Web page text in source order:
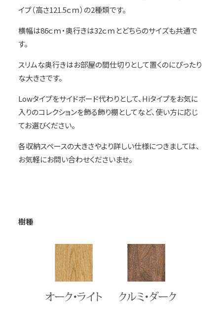
イプ（高さ121.5ｃｍ）の2種類です。
横幅は86ｃｍ・奥行きは32ｃｍとどちらのサイズも共通で
す。
スリムな奥行きはお部屋の間仕切りとして置くのにぴったり
な大きさです。
Lowタイプをサイドボード代わりとして、Hiタイプをお気に
入りのコレクションを飾る飾り棚としてなど、使い方に応じ
てお選びください。
各収納スペースの大きさやより詳しい仕様につきましては、
お気軽にお問い合わせくださいませ。
樹種